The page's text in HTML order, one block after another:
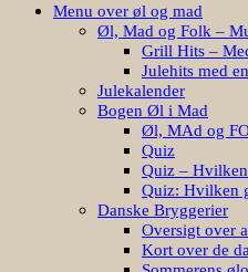
Menu over øl og mad
Øl, Mad og Folk –
Grill Hits –
Julehits med
Julekalender
Bogen Øl i Mad
Øl, MAd og
Quiz
Quiz –
Quiz: Hvilken
Danske Bryggerier
Oversigt over
Kort over de